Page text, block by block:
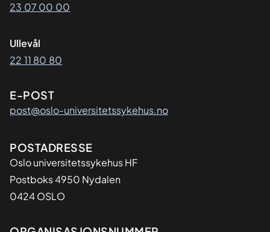
23 07 00 00
Ullevål
22 11 80 80
E-POST
post@oslo-universitetssykehus.no
Adresse
POSTADRESSE
Oslo universitetssykehus HF
Postboks 4950 Nydalen
0424 OSLO